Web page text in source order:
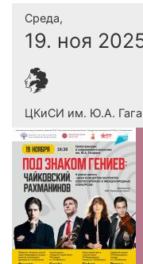
Среда,
19. ноя
ЦКиСИ им. Ю.А.